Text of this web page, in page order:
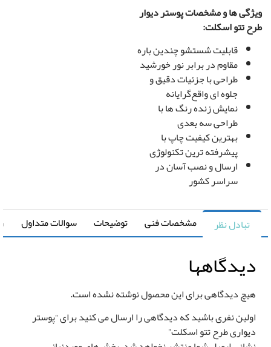
سیاه و سفید
رونیا
چپ به راست
مساحت
قیمت کل
0تومان
رزرو
*
ها و مشخصات پوستر دیوار
تتو اسکلت:
قابلیت شستشو چندین باره
مقاوم در برابر نور خورشید
طراحی با جزئیات دقیق و
جلوه ای واقع‌گرایانه
نمایش زنده رنگ ها با
طراحی سه بعدی
بهترین کیفیت چاپ با
پیشرفته ترین تکنولوژی
ارسال و نصب آسان در
سراسر کشور
تبادل نظر مشخصات فنی توضیحات سوالات متداول
دیدگاهی برای این محصول نوشته نشده است.
نفری باشید که دیدگاهی را ارسال می کنید برای “پوستر
طرح تتو اسکلت”